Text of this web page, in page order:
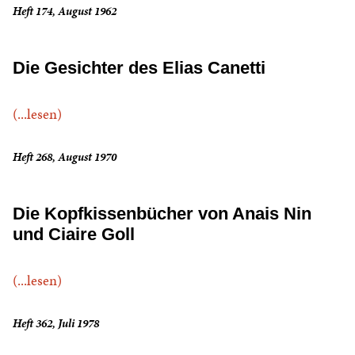
Heft 174, August 1962
Die Gesichter des Elias Canetti
(...lesen)
Heft 268, August 1970
Die Kopfkissenbücher von Anais Nin
und Ciaire Goll
(...lesen)
Heft 362, Juli 1978